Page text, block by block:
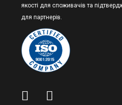
якості для споживачів та
для партнерів.